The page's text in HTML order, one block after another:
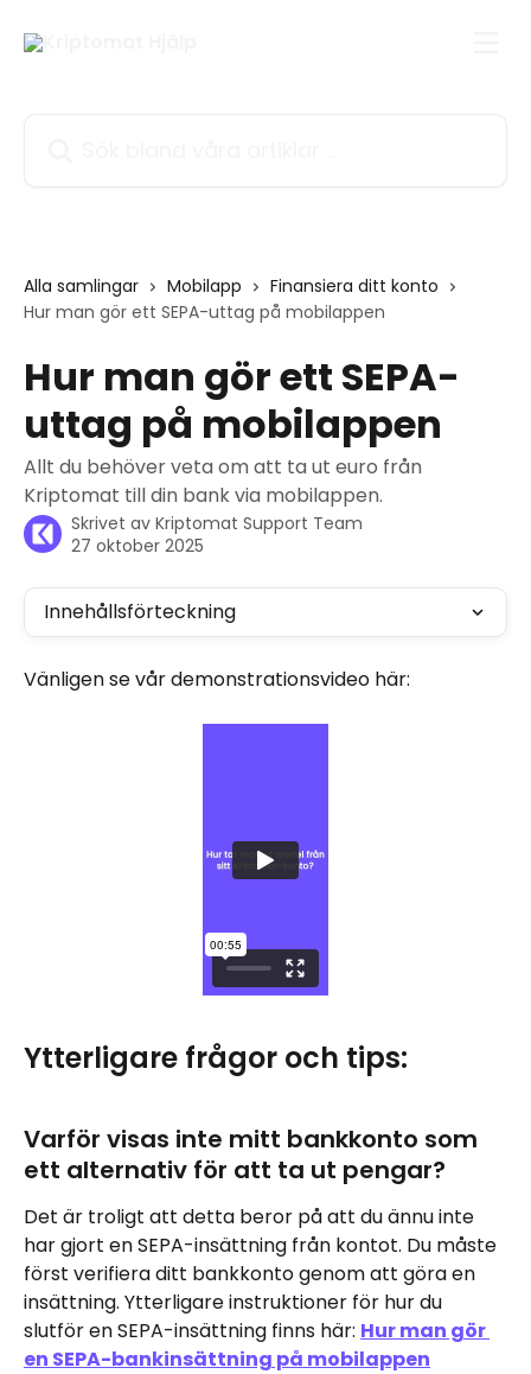
Alla samlingar Mobilapp
Finansiera ditt konto
Hur man gör ett SEPA-uttag på mobilappen
Hur man gör ett SEPA-
uttag på mobilappen
Allt du behöver veta om att ta ut euro från
Kriptomat till din bank via mobilappen.
Skrivet av Kriptomat Support Team
27 oktober 2025
Innehållsförteckning
Vänligen se vår demonstrationsvideo här:
Ytterligare frågor och tips:
Varför visas inte mitt bankkonto som
ett alternativ för att ta ut pengar?
Det är troligt att detta beror på att du ännu inte
har gjort en SEPA-insättning från kontot. Du måste
först verifiera ditt bankkonto genom att göra en
insättning. Ytterligare instruktioner för hur du
slutför en SEPA-insättning finns här: Hur man gör
en SEPA-bankinsättning på mobilappen